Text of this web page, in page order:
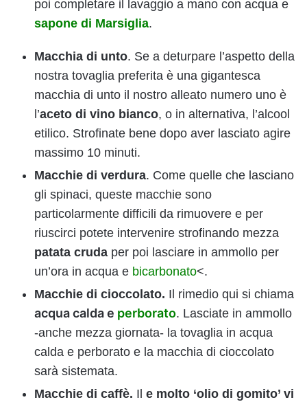
poi completare il lavaggio a mano con acqua e
sapone di Marsiglia.
Macchia di unto. Se a deturpare l’aspetto della
nostra tovaglia preferita è una gigantesca
macchia di unto il nostro alleato numero uno è
l’aceto di vino bianco, o in alternativa, l’alcool
etilico. Strofinate bene dopo aver lasciato agire
massimo 10 minuti.
Macchie di verdura. Come quelle che lasciano
gli spinaci, queste macchie sono
particolarmente difficili da rimuovere e per
riuscirci potete intervenire strofinando mezza
patata cruda per poi lasciare in ammollo per
un’ora in acqua e bicarbonato<.
Macchie di cioccolato. Il rimedio qui si chiama
acqua calda e perborato. Lasciate in ammollo
-anche mezza giornata- la tovaglia in acqua
calda e perborato e la macchia di cioccolato
sarà sistemata.
Macchie di caffè. Il e molto ‘olio di gomito’ vi